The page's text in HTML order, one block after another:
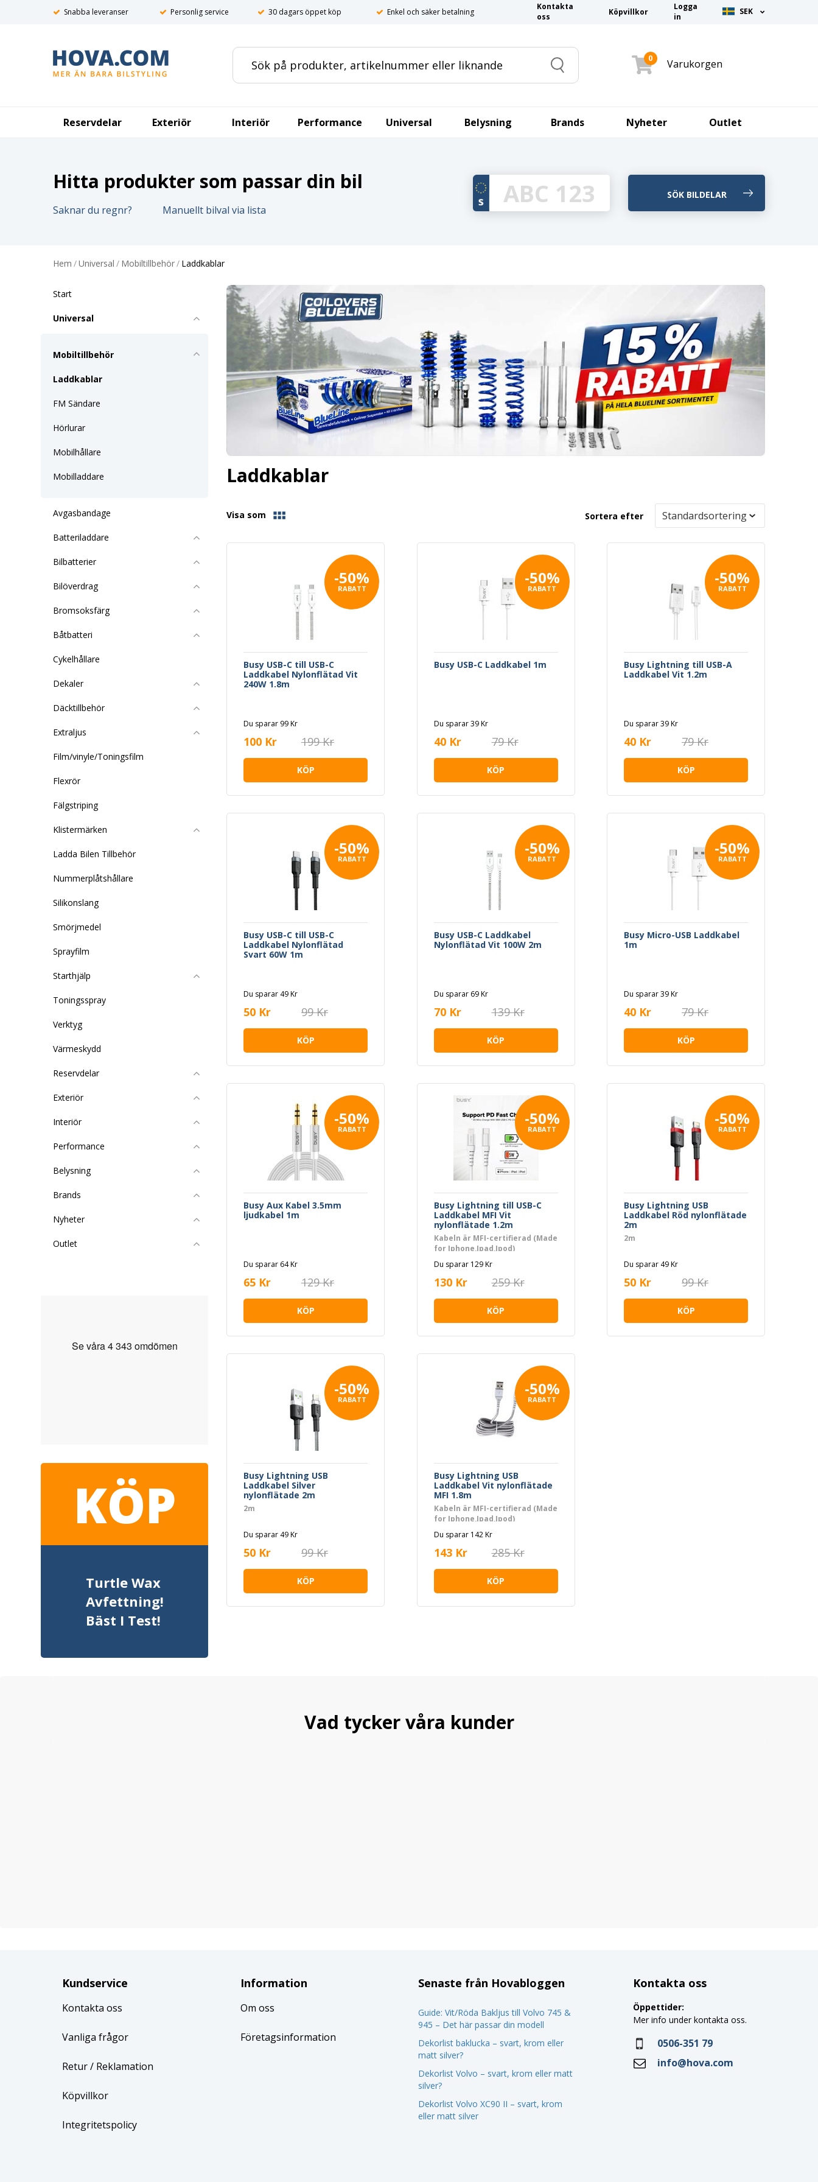
Snabba leveranser Personlig service 30 dagars öppet köp Enkel och säker betalning
Kontakta
oss
Köpvillkor
Logga
in
SEK
Search
0 Varukorgen
Reservdelar Exteriör Interiör Performance Universal Belysning Brands Nyheter Outlet
Hitta produkter som passar din bil
Saknar du regnr? Manuellt bilval via lista
Hem /Universal / Mobiltillbehör/ Laddkablar
Start
Universal
Mobiltillbehör
Laddkablar
FM Sändare
Hörlurar
Mobilhållare
Mobilladdare
Avgasbandage
Batteriladdare
Bilbatterier
Bilöverdrag
Bromsoksfärg
Båtbatteri
Cykelhållare
Dekaler
Däcktillbehör
Extraljus
Film/vinyle/Toningsfilm
Flexrör
Fälgstriping
Klistermärken
Ladda Bilen Tillbehör
Nummerplåtshållare
Silikonslang
Smörjmedel
Sprayfilm
Starthjälp
Toningsspray
Verktyg
Värmeskydd
Reservdelar
Exteriör
Interiör
Performance
Belysning
Brands
Nyheter
Outlet
KÖP
Turtle Wax
Avfettning!
Bäst I Test!
Laddkablar
Visa som Sortera efter
-50%
RABATT
Busy USB-C till USB-C
Laddkabel Nylonflätad Vit
240W 1.8m
Du sparar 99 Kr
100 Kr 199 Kr
KÖP
-50%
RABATT
Busy USB-C Laddkabel 1m
Du sparar 39 Kr
40 Kr 79 Kr
KÖP
-50%
RABATT
Busy Lightning till USB-A
Laddkabel Vit 1.2m
Du sparar 39 Kr
40 Kr 79 Kr
KÖP
-50%
RABATT
Busy USB-C till USB-C
Laddkabel Nylonflätad
Svart 60W 1m
Du sparar 49 Kr
50 Kr 99 Kr
KÖP
-50%
RABATT
Busy USB-C Laddkabel
Nylonflätad Vit 100W 2m
Du sparar 69 Kr
70 Kr 139 Kr
KÖP
-50%
RABATT
Busy Micro-USB Laddkabel
1m
Du sparar 39 Kr
40 Kr 79 Kr
KÖP
-50%
RABATT
Busy Aux Kabel 3.5mm
ljudkabel 1m
Du sparar 64 Kr
65 Kr 129 Kr
KÖP
-50%
RABATT
Busy Lightning till USB-C
Laddkabel MFI Vit
nylonflätade 1.2m
Kabeln är MFI-certifierad (Made
for Iphone,Ipad,Ipod)
Du sparar 129 Kr
130 Kr 259 Kr
KÖP
-50%
RABATT
Busy Lightning USB
Laddkabel Röd nylonflätade
2m
2m
Du sparar 49 Kr
50 Kr 99 Kr
KÖP
-50%
RABATT
Busy Lightning USB
Laddkabel Silver
nylonflätade 2m
2m
Du sparar 49 Kr
50 Kr 99 Kr
KÖP
-50%
RABATT
Busy Lightning USB
Laddkabel Vit nylonflätade
MFI 1.8m
Kabeln är MFI-certifierad (Made
for Iphone,Ipad,Ipod)
Du sparar 142 Kr
143 Kr 285 Kr
KÖP
Vad tycker våra kunder
Kundservice
Kontakta oss
Vanliga frågor
Retur/ Reklamation
Köpvillkor
Integritetspolicy
Information
Om oss
Företagsinformation
Senaste från Hovabloggen
Guide: Vit/Röda Bakljus till Volvo 745 &
945 – Det här passar din modell
Dekorlist baklucka – svart, krom eller
matt silver?
Dekorlist Volvo – svart, krom eller matt
silver?
Dekorlist Volvo XC90 II – svart, krom
eller matt silver
Kontakta oss
Öppettider:
Mer info under kontakta oss.
0506-351 79
info@hova.com